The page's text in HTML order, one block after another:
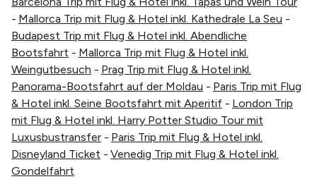
- Mallorca Trip mit Flug & Hotel inkl. Kathedrale La Seu -
Budapest Trip mit Flug & Hotel inkl. Abendliche
Bootsfahrt - Mallorca Trip mit Flug & Hotel inkl.
Weingutbesuch - Prag Trip mit Flug & Hotel inkl.
Panorama-Bootsfahrt auf der Moldau - Paris Trip mit Flug
& Hotel inkl. Seine Bootsfahrt mit Aperitif - London Trip
mit Flug & Hotel inkl. Harry Potter Studio Tour mit
Luxusbustransfer - Paris Trip mit Flug & Hotel inkl.
Disneyland Ticket - Venedig Trip mit Flug & Hotel inkl.
Gondelfahrt